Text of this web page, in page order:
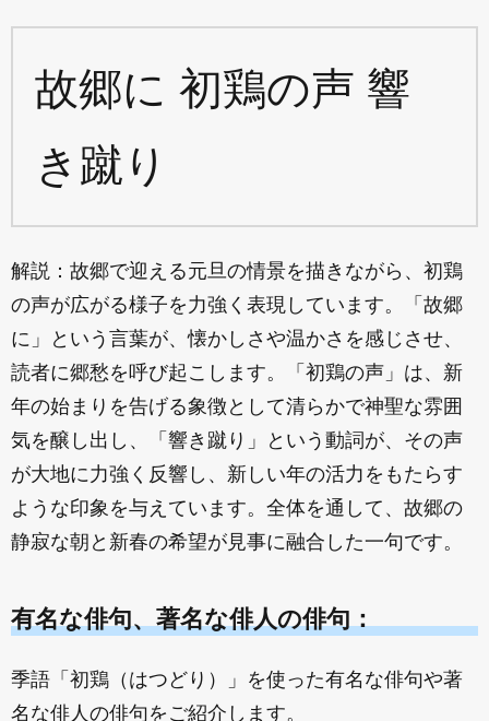
故郷に 初鶏の声 響
き蹴り
解説：故郷で迎える元旦の情景を描きながら、初鶏
の声が広がる様子を力強く表現しています。「故郷
に」という言葉が、懐かしさや温かさを感じさせ、
読者に郷愁を呼び起こします。「初鶏の声」は、新
年の始まりを告げる象徴として清らかで神聖な雰囲
気を醸し出し、「響き蹴り」という動詞が、その声
が大地に力強く反響し、新しい年の活力をもたらす
ような印象を与えています。全体を通して、故郷の
静寂な朝と新春の希望が見事に融合した一句です。
有名な俳句、著名な俳人の俳句：
季語「初鶏（はつどり）」を使った有名な俳句や著
名な俳人の俳句をご紹介します。